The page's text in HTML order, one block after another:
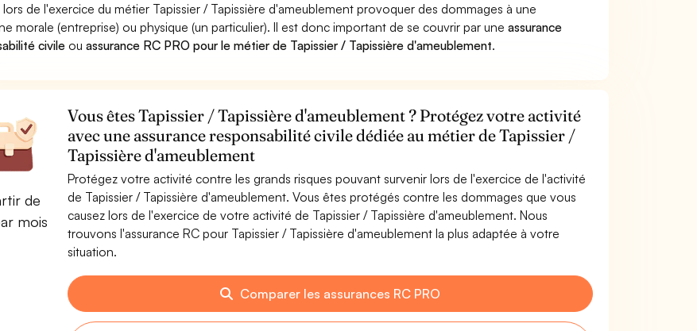
de l'exercice du métier Tapissier / Tapissière d'ameublement provoquer des dommages à une
morale (entreprise) ou physique (un particulier). Il est donc important de se couvrir par uneassurance
civile ouassurance RC PRO pour le métier de Tapissier / Tapissière d'ameublement.
de
mois
Vous êtes Tapissier / Tapissière d'ameublement ? Protégez votre activité
avec une assurance responsabilité civile dédiée au métier de Tapissier /
Tapissière d'ameublement
Protégez votre activité contre les grands risques pouvant survenir lors de l'exercice de l'activité
de Tapissier / Tapissière d'ameublement. Vous êtes protégés contre les dommages que vous
causez lors de l'exercice de votre activité de Tapissier / Tapissière d'ameublement. Nous
trouvons l'assurance RC pour Tapissier / Tapissière d'ameublement la plus adaptée à votre
situation.
Comparer les assurances RC PRO